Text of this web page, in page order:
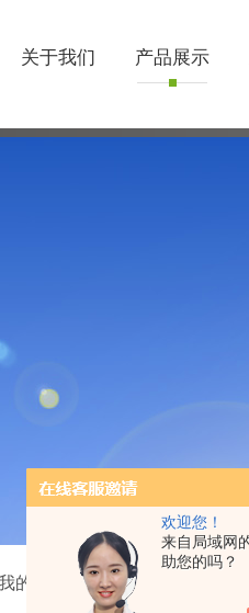
欢迎您！
来自局域网
助您的吗？
关于我们 产品展示
的位置：首页>